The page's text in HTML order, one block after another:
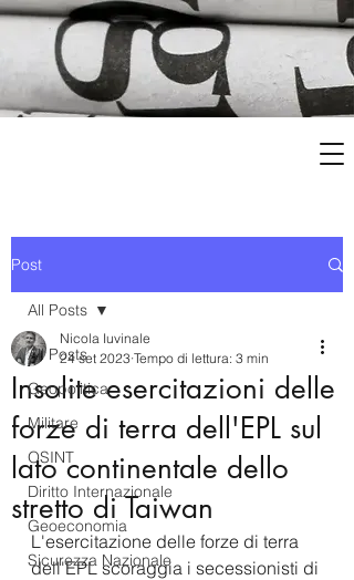
Post
All Posts
Geopolitica
Militare
OSINT
Diritto Internazionale
Geoeconomia
Sicurezza Nazionale
All Posts
Insolite esercitazioni delle
forze di terra dell'EPL sul
lato continentale dello
stretto di Taiwan
Nicola Iuvinale
24 set 2023 Tempo di lettura: 3 min
L'esercitazione delle forze di terra
dell'EPL scoraggia i secessionisti di